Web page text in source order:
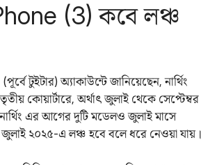
(3) কবে লঞ্চ
টুইটার) অ্যাকাউন্টে জানিয়েছেন, নার্থিং
কোয়ার্টারে, অর্থাৎ জুলাই থেকে সেপ্টেম্বর
এর আগের দুটি মডেলও জুলাই মাসে
২০২৫-এ লঞ্চ হবে বলে ধরে নেওয়া যায়।